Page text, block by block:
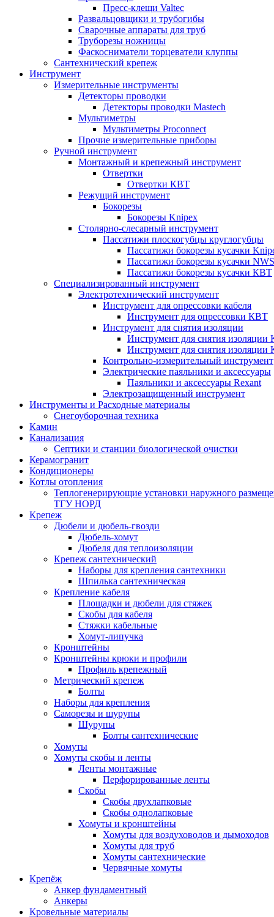
Пресс-клещи Valtec
Развальцовщики и трубогибы
Сварочные аппараты для труб
Труборезы ножницы
Фаскосниматели торцеватели клуппы
Сантехнический крепеж
Инструмент
Измерительные инструменты
Детекторы проводки
Детекторы проводки Mastech
Мультиметры
Мультиметры Proconnect
Прочие измерительные приборы
Ручной инструмент
Монтажный и крепежный инструмент
Отвертки
Отвертки КВТ
Режущий инструмент
Бокорезы
Бокорезы Knipex
Столярно-слесарный инструмент
Пассатижи плоскогубцы круглогубцы
Пассатижи бокорезы кусачки
Пассатижи бокорезы кусачки NWS
Пассатижи бокорезы кусачки КВТ
Специализированный инструмент
Электротехнический инструмент
Инструмент для опрессовки кабеля
Инструмент для опрессовки КВТ
Инструмент для снятия изоляции
Инструмент для снятия изоляции
Инструмент для снятия
Контрольно-измерительный инструмент
Электрические паяльники и аксессуары
Паяльники и аксессуары Rexant
Электрозащищенный инструмент
Инструменты и Расходные материалы
Снегоуборочная техника
Камин
Канализация
Септики и станции биологической очистки
Керамогранит
Кондиционеры
Котлы отопления
Теплогенерирующие установки наружного
ТГУ НОРД
Крепеж
Дюбели и дюбель-гвозди
Дюбель-хомут
Дюбеля для теплоизоляции
Крепеж сантехнический
Наборы для крепления сантехники
Шпилька сантехническая
Крепление кабеля
Площадки и дюбели для стяжек
Скобы для кабеля
Стяжки кабельные
Хомут-липучка
Кронштейны
Кронштейны крюки и профили
Профиль крепежный
Метрический крепеж
Болты
Наборы для крепления
Саморезы и шурупы
Шурупы
Болты сантехнические
Хомуты
Хомуты скобы и ленты
Ленты монтажные
Перфорированные ленты
Скобы
Скобы двухлапковые
Скобы однолапковые
Хомуты и кронштейны
Хомуты для воздуховодов и дымоходов
Хомуты для труб
Хомуты сантехнические
Червячные хомуты
Крепёж
Анкер фундаментный
Анкеры
Кровельные материалы